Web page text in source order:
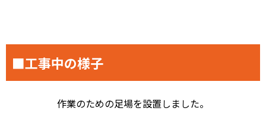
■工事中の様子
作業のための足場を設置しました。